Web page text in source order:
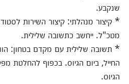
שנקבע.
* קיצור מנהלתי: קיצור השירות
מטכ"ל. ייחשב כתשובה שלילית.
* תשובה שלילית עם מקדם בטחון:
החייל, ביום הגיוס. בכפוף להחלטת
הגיוס.